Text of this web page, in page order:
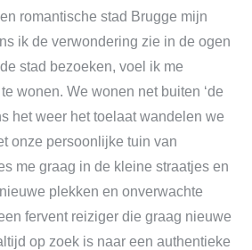
romantische stad Brugge mijn
ik de verwondering zie in de ogen
stad bezoeken, voel ik me
wonen. We wonen net buiten ‘de
het weer het toelaat wandelen we
onze persoonlijke tuin van
me graag in de kleine straatjes en
plekken en onverwachte
fervent reiziger die graag nieuwe
op zoek is naar een authentieke